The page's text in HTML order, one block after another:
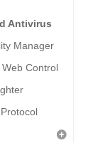
Antivirus
Manager
Control